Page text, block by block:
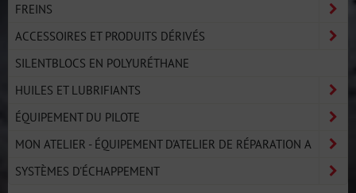
FREINS
ACCESSOIRES ET PRODUITS DÉRIVÉS
SILENTBLOCS EN POLYURÉTHANE
HUILES ET LUBRIFIANTS
ÉQUIPEMENT DU PILOTE
MON ATELIER - ÉQUIPEMENT D'ATELIER DE RÉPARATION A
SYSTÈMES D'ÉCHAPPEMENT